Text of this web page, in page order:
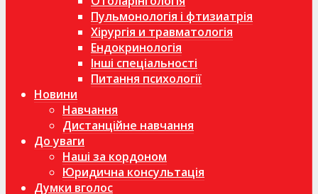
Пульмонологія і фтизиатрія
Хірургія и травматологія
Ендокринологія
Інші спеціальності
Питання психології
Новини
Навчання
Дистанційне навчання
До уваги
Наші за кордоном
Юридична консультація
Думки вголос